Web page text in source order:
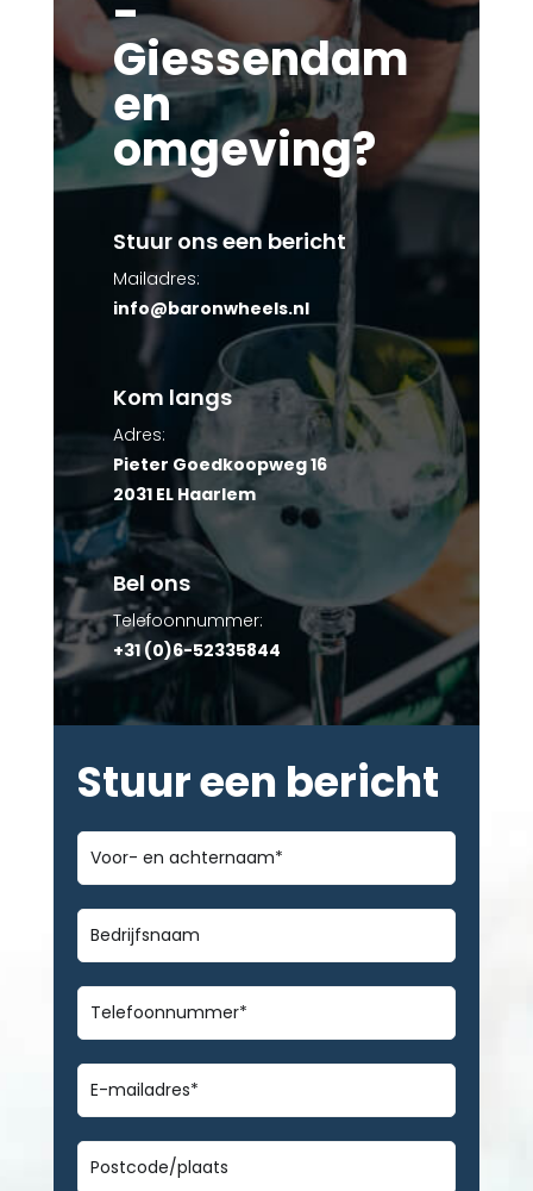
-
Giessendam
en
omgeving?
Stuur ons een bericht
Mailadres:
info@baronwheels.nl
Kom langs
Adres:
Pieter Goedkoopweg 16
2031 EL Haarlem
Bel ons
Telefoonnummer:
+31 (0)6-52335844
Stuur een bericht
Voor-
en
achternaam*
Bedrijfsnaam
Telefoonnummer*
E-
mailadres*
Geen
titel